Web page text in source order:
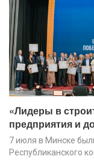
«Лидеры в
предприятия и
7 июля в Минске
Республиканского